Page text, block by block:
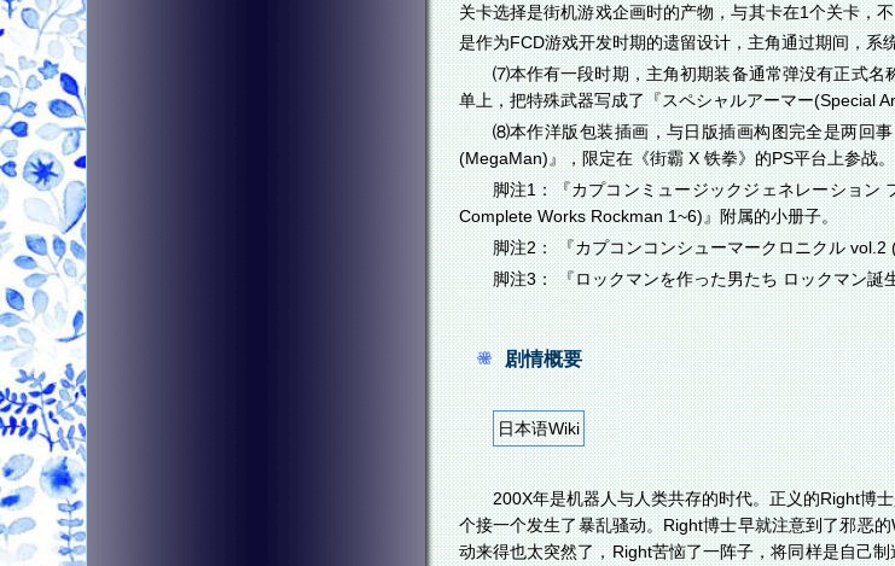
关卡选择是街机游戏企画时的产物，与其卡在1个关卡，
是作为FCD游戏开发时期的遗留设计，主角通过期间，系
⑺本作有一段时期，主角初期装备通常弹没有正式名
单上，把特殊武器写成了『スペシャルアーマー(Special
⑻本作洋版包装插画，与日版插画构图完全是两回
(MegaMan)』，限定在《街霸 X 铁拳》的PS平台上参战。
脚注1：『カプコンミュージックジェネレーション
Complete Works Rockman 1~6)』附属的小册子。
脚注2： 『カプコンコンシューマークロニクル
脚注3： 『ロックマンを作った男たち ロックマン誕
剧情概要
日本语Wiki
200X年是机器人与人类共存的时代。正义的Right博
个接一个发生了暴乱骚动。Right博士早就注意到了邪恶
动来得也太突然了，Right苦恼了一阵子，将同样是自己